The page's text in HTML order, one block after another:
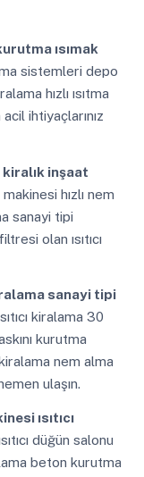
ısımak
sistemleri depo
hızlı ısıtma
ihtiyaçlarınız
kiralık inşaat
hızlı nem
sanayi tipi
olan ısıtıcı
sanayi tipi
kiralama 30
kurutma
nem alma
ulaşın.
ısıtıcı
düğün salonu
beton kurutma